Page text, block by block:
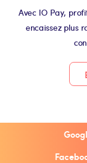
Avec IO Pay,
encaissez plus